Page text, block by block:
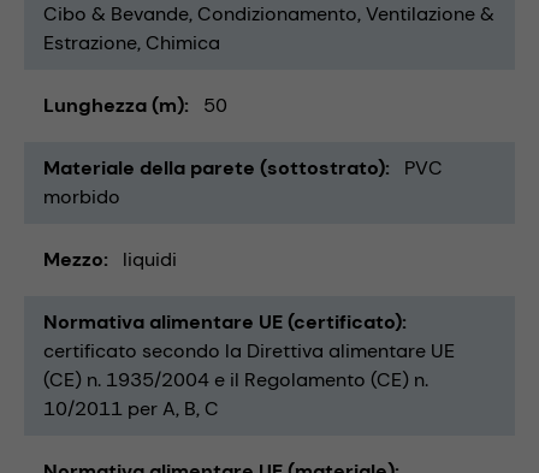
Cibo & Bevande Condizionamento, Ventilazione &
Estrazione Chimica
Lunghezza (m) 50
Materiale della parete (sottostrato)
PVC
morbido
Mezzo liquidi
Normativa alimentare UE (certificato)
certificato secondo la Direttiva alimentare UE
(CE) n. 1935/2004 e il Regolamento (CE) n.
10/2011 per A, B, C